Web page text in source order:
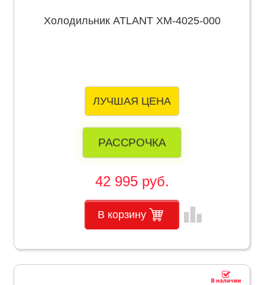
Холодильник ATLANT ХМ-4025-000
ЛУЧШАЯ ЦЕНА
РАССРОЧКА
42 995 руб.
В корзину leaderboard